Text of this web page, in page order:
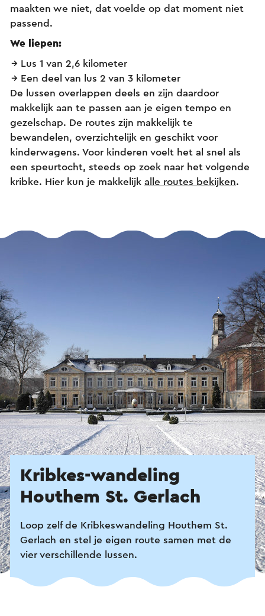
maakten we niet, dat voelde op dat moment niet
passend.
We liepen:
Lus 1 van 2,6 kilometer
Een deel van lus 2 van 3 kilometer
De lussen overlappen deels en zijn daardoor
makkelijk aan te passen aan je eigen tempo en
gezelschap. De routes zijn makkelijk te
bewandelen, overzichtelijk en geschikt voor
kinderwagens. Voor kinderen voelt het al snel als
een speurtocht, steeds op zoek naar het volgende
kribke. Hier kun je makkelijk alle routes bekijken.
Kribkes-wandeling
Houthem St. Gerlach
Loop zelf de Kribkeswandeling Houthem St.
Gerlach en stel je eigen route samen met de
vier verschillende lussen.